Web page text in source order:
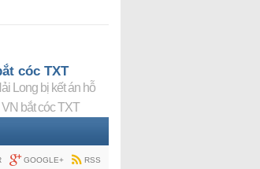
cóc TXT
Long bị kết án hỗ
bắt cóc TXT
GOOGLE+ RSS